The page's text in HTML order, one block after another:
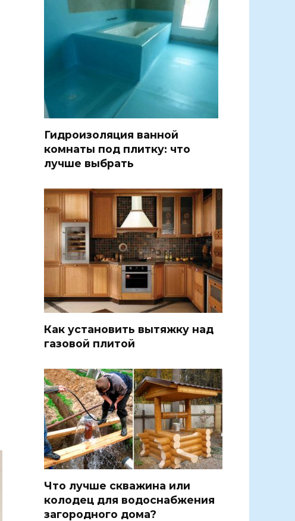
Гидроизоляция ванной
комнаты под плитку: что
лучше выбрать
Как установить вытяжку над
газовой плитой
Что лучше скважина или
колодец для водоснабжения
загородного дома?